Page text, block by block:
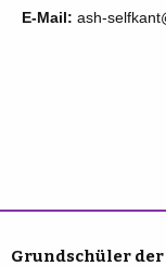
E-Mail: ash-
Grundschüler der